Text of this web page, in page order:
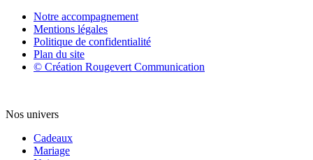
Notre accompagnement
Mentions légales
Politique de confidentialité
Plan du site
© Création Rougevert Communication
Nos univers
Cadeaux
Mariage